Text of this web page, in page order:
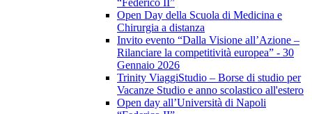
“Federico II”
Open Day della Scuola di Medicina e
Chirurgia a distanza
Invito evento “Dalla Visione all’Azione –
Rilanciare la competitività europea” - 30
Gennaio 2026
Trinity ViaggiStudio – Borse di studio per
Vacanze Studio e anno scolastico all'estero
Open day all’Università di Napoli